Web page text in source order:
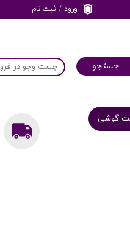
ورود / ثبت نام
سفارشات
گوشی
جستجو